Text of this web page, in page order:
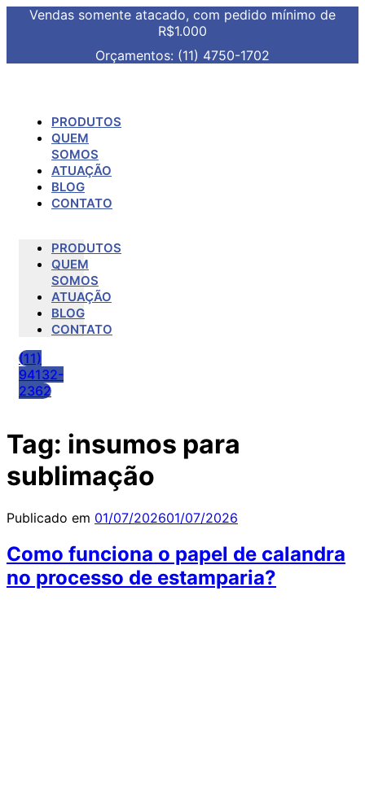
Vendas somente atacado, com pedido mínimo de
R$1.000
Orçamentos: (11) 4750-1702
PRODUTOS
QUEM
SOMOS
ATUAÇÃO
BLOG
CONTATO
PRODUTOS
QUEM
SOMOS
ATUAÇÃO
BLOG
CONTATO
(11)
94132-
2362
Tag: insumos para
sublimação
Publicado em 01/07/202601/07/2026
Como funciona o papel de calandra
no processo de estamparia?